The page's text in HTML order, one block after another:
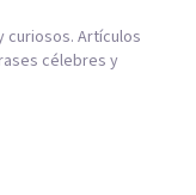
curiosos. Artículos
célebres y